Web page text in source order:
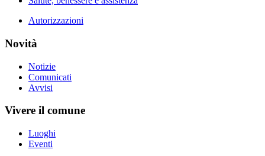
Autorizzazioni
Novità
Notizie
Comunicati
Avvisi
Vivere il comune
Luoghi
Eventi